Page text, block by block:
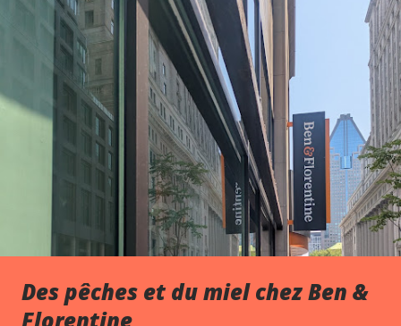
Des pêches et du miel chez Ben &
Florentine